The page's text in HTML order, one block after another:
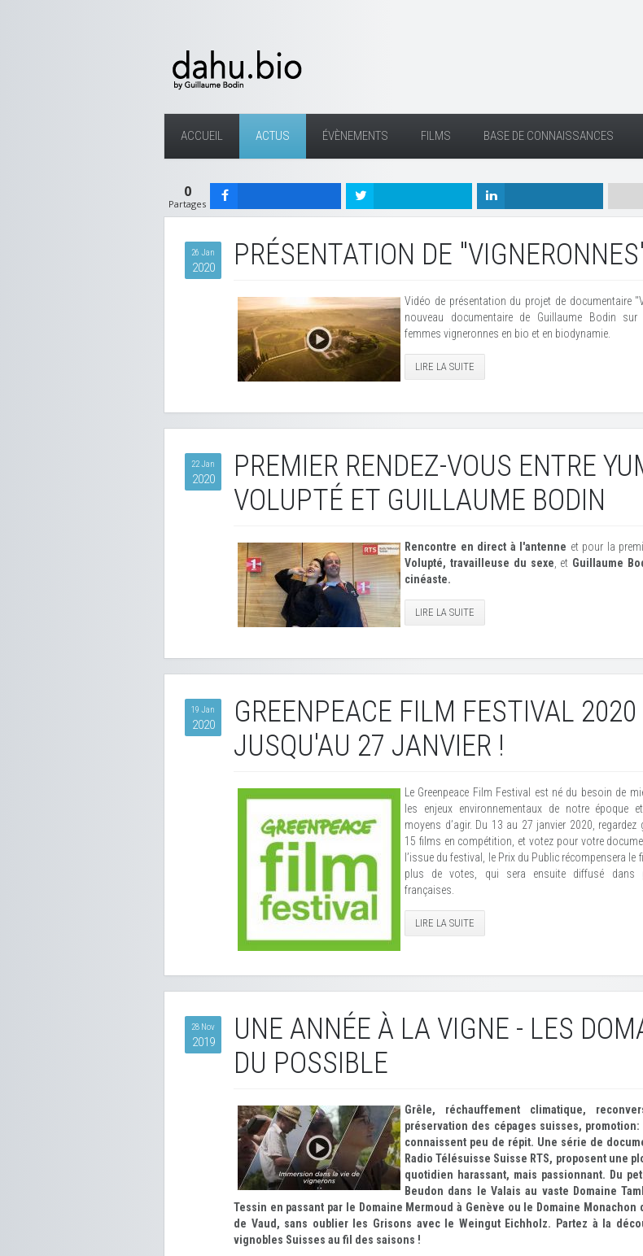
ACCUEIL ACTUS ÉVÈNEMENTS FILMS BASE DE CONNAISSANCES
0
Partages
26 Jan
2020 PRÉSENTATION DE
Vidéo de présentation du projet de documentaire
nouveau documentaire de Guillaume Bodin
femmes vigneronnes en bio et en biodynamie.
LIRE LA SUITE
22 Jan
2020
PREMIER RENDEZ-VOUS ENTRE
VOLUPTÉ ET GUILLAUME BODIN
Rencontre en direct à l'antenne et pour la
Volupté, travailleuse du sexe , et Guillaume
cinéaste.
LIRE LA SUITE
19 Jan
2020
GREENPEACE FILM FESTIVAL 2020
JUSQU'AU 27 JANVIER !
Le Greenpeace Film Festival est né du besoin de
les enjeux environnementaux de notre époque
moyens d’agir. Du 13 au 27 janvier 2020, regardez
15 films en compétition, et votez pour votre
l’issue du festival, le Prix du Public récompensera le
plus de votes, qui sera ensuite diffusé dans
françaises.
LIRE LA SUITE
28 Nov
2019
UNE ANNÉE À LA VIGNE - LES
DU POSSIBLE
Grêle, réchauffement climatique,
préservation des cépages suisses,
connaissent peu de répit. Une série de
Radio Télésuisse Suisse RTS, proposent une
quotidien harassant, mais passionnant. Du
Beudon dans le Valais au vaste Domaine
Tessin en passant par le Domaine Mermoud à Genève ou le Domaine Monachon
de Vaud, sans oublier les Grisons avec le Weingut Eichholz. Partez à la
vignobles Suisses au fil des saisons !